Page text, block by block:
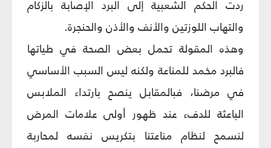
ردت الحكم الشعبية إلى البرد الإصابة بالزكام
والتهاب اللوزتين والأنف والأذن والحنجرة.
وهذه المقولة تحمل بعض الصحة في طياتها
فالبرد مخمد للمناعة ولكنه ليس السبب الأساسي
في مرضنا، فبالمقابل ينصح بارتداء الملابس
الباعثة للدف‏ء عند ظهور أولى علامات المرض
لنسمح لنظام مناعتنا بتكريس نفسه لمحاربة